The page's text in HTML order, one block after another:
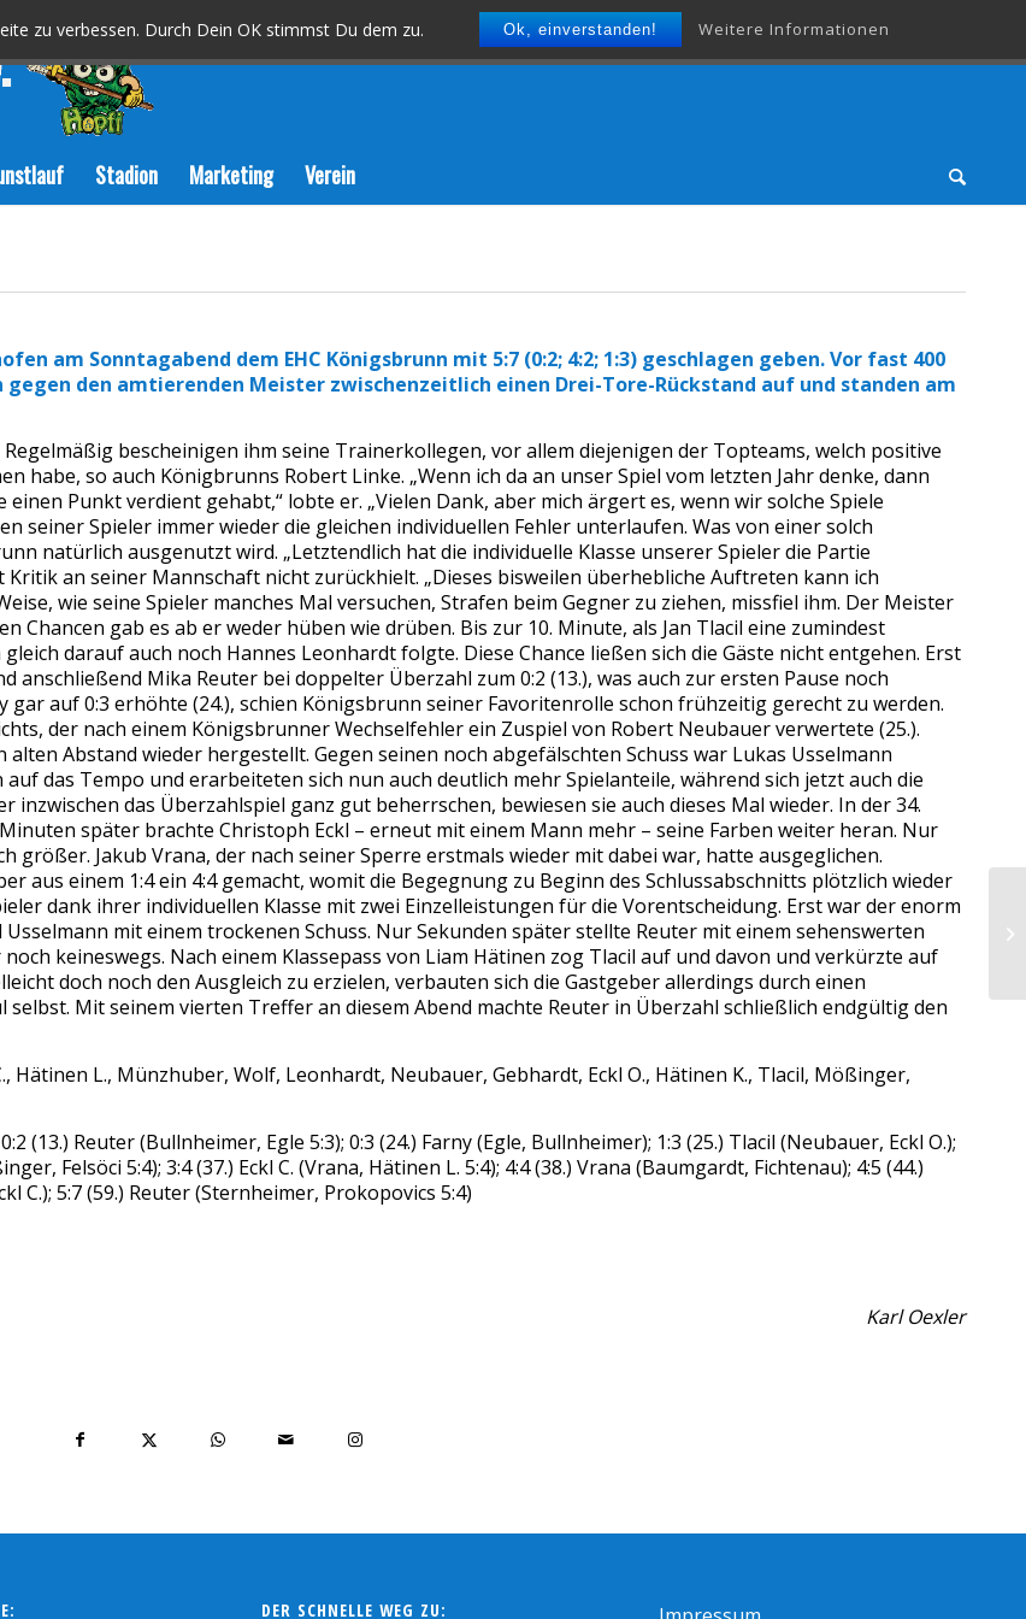
zu verbessen. Durch Dein OK stimmst Du dem zu. Ok, einverstanden! Weitere Informationen
Stadion Marketing Verein
am Sonntagabend dem EHC Königsbrunn mit 5:7 (0:2; 4:2; 1:3) geschlagen geben. Vor fast 400
den amtierenden Meister zwischenzeitlich einen Drei-Tore-Rückstand auf und standen am
bescheinigen ihm seine Trainerkollegen, vor allem diejenigen der Topteams, welch positive
habe, so auch Königbrunns Robert Linke. „Wenn ich da an unser Spiel vom letzten Jahr denke, dann
Punkt verdient gehabt,“ lobte er. „Vielen Dank, aber mich ärgert es, wenn wir solche Spiele
seiner Spieler immer wieder die gleichen individuellen Fehler unterlaufen. Was von einer solch
natürlich ausgenutzt wird. „Letztendlich hat die individuelle Klasse unserer Spieler die Partie
an seiner Mannschaft nicht zurückhielt. „Dieses bisweilen überhebliche Auftreten kann ich
wie seine Spieler manches Mal versuchen, Strafen beim Gegner zu ziehen, missfiel ihm. Der Meister
Chancen gab es ab er weder hüben wie drüben. Bis zur 10. Minute, als Jan Tlacil eine zumindest
darauf auch noch Hannes Leonhardt folgte. Diese Chance ließen sich die Gäste nicht entgehen. Erst
anschließend Mika Reuter bei doppelter Überzahl zum 0:2 (13.), was auch zur ersten Pause noch
gar auf 0:3 erhöhte (24.), schien Königsbrunn seiner Favoritenrolle schon frühzeitig gerecht zu werden.
der nach einem Königsbrunner Wechselfehler ein Zuspiel von Robert Neubauer verwertete (25.).
Abstand wieder hergestellt. Gegen seinen noch abgefälschten Schuss war Lukas Usselmann
das Tempo und erarbeiteten sich nun auch deutlich mehr Spielanteile, während sich jetzt auch die
inzwischen das Überzahlspiel ganz gut beherrschen, bewiesen sie auch dieses Mal wieder. In der 34.
später brachte Christoph Eckl – erneut mit einem Mann mehr – seine Farben weiter heran. Nur
größer. Jakub Vrana, der nach seiner Sperre erstmals wieder mit dabei war, hatte ausgeglichen.
aus einem 1:4 ein 4:4 gemacht, womit die Begegnung zu Beginn des Schlussabschnitts plötzlich wieder
dank ihrer individuellen Klasse mit zwei Einzelleistungen für die Vorentscheidung. Erst war der enorm
mit einem trockenen Schuss. Nur Sekunden später stellte Reuter mit einem sehenswerten
keineswegs. Nach einem Klassepass von Liam Hätinen zog Tlacil auf und davon und verkürzte auf
doch noch den Ausgleich zu erzielen, verbauten sich die Gastgeber allerdings durch einen
Mit seinem vierten Treffer an diesem Abend machte Reuter in Überzahl schließlich endgültig den
Hätinen L., Münzhuber, Wolf, Leonhardt, Neubauer, Gebhardt, Eckl O., Hätinen K., Tlacil, Mößinger,
(13.) Reuter (Bullnheimer, Egle 5:3); 0:3 (24.) Farny (Egle, Bullnheimer); 1:3 (25.) Tlacil (Neubauer, Eckl O.);
Felsöci 5:4); 3:4 (37.) Eckl C. (Vrana, Hätinen L. 5:4); 4:4 (38.) Vrana (Baumgardt, Fichtenau); 4:5 (44.)
C.); 5:7 (59.) Reuter (Sternheimer, Prokopovics 5:4)
Karl Oexler
DER SCHNELLE WEG ZU: